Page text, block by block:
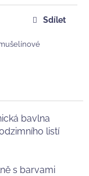
Sdílet
bavlna
listí
s barvami